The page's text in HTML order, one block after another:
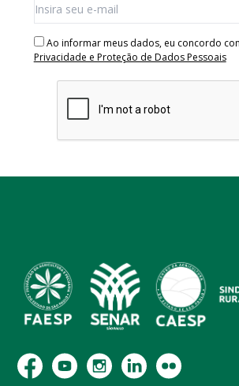
Ao informar meus dados, eu concordo
Privacidade e Proteção de Dados Pessoais